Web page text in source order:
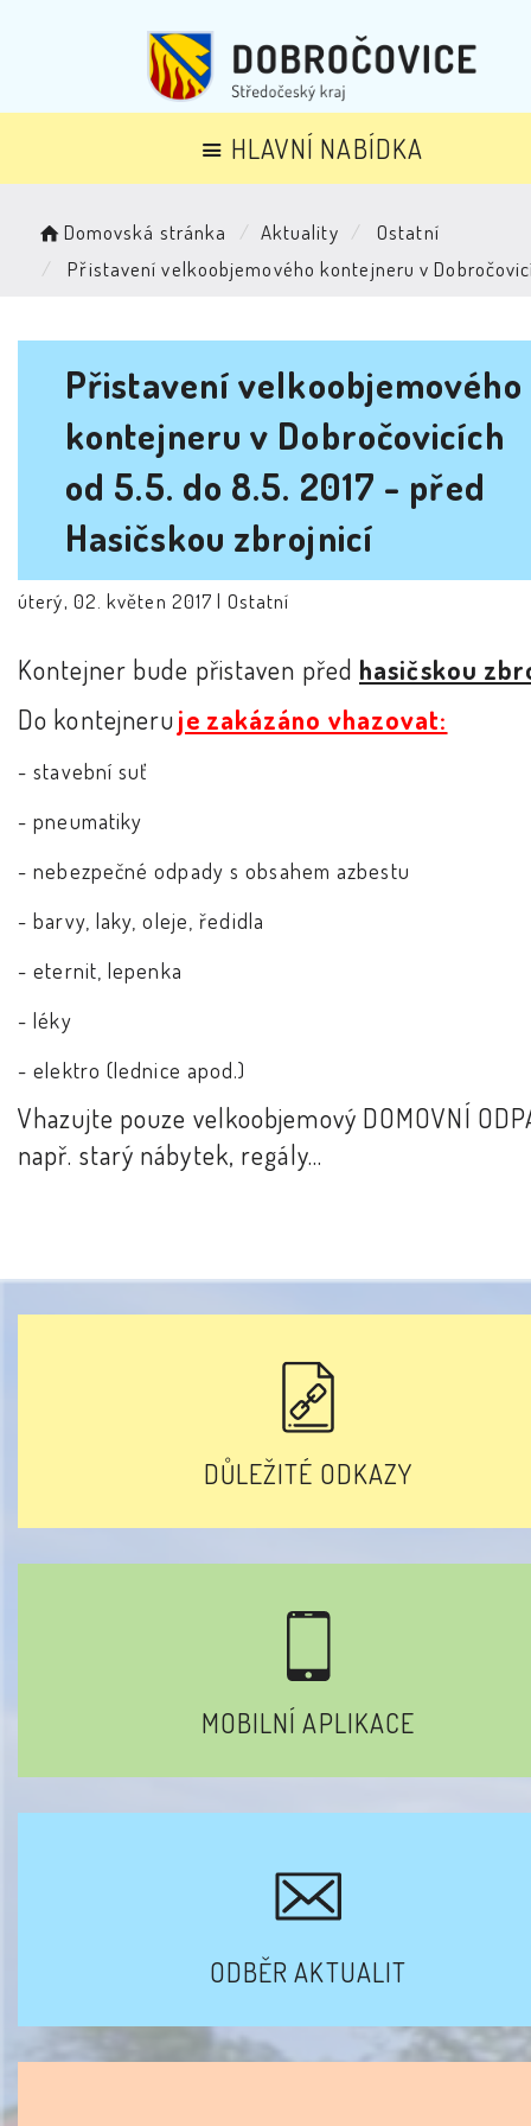
HLAVNÍ NABÍDKA
Domovská stránka Aktuality
Ostatní
Přistavení velkoobjemového kontejneru v
Přistavení velkoobjemového
kontejneru v Dobročovicích
od 5.5. do 8.5. 2017 - před
Hasičskou zbrojnicí
úterý, 02. květen 2017 | Ostatní
Kontejner bude přistaven před hasičskou
Do kontejneruje zakázáno vhazovat:
- stavební suť
- pneumatiky
- nebezpečné odpady s obsahem azbestu
- barvy, laky, oleje, ředidla
- eternit, lepenka
- léky
- elektro (lednice apod.)
Vhazujte pouze velkoobjemový DOMOVNÍ
např. starý nábytek, regály...
DŮLEŽITÉ ODKAZY
MOBILNÍ APLIKACE
ODBĚR AKTUALIT